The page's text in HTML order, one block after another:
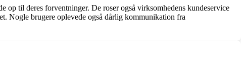
til deres forventninger. De roser også virksomhedens kundeservice
Nogle brugere oplevede også dårlig kommunikation fra